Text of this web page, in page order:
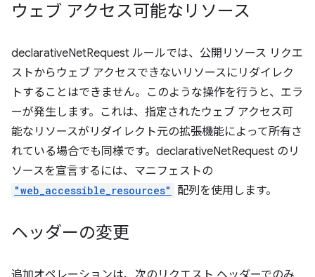
ウェブ アクセス可能なリソース
declarativeNetRequest ルールでは、公開リソース リクエ
ストからウェブ アクセスできないリソースにリダイレク
トすることはできません。このような操作を行うと、エラ
ーが発生します。これは、指定されたウェブ アクセス可
能なリソースがリダイレクト元の拡張機能によって所有さ
れている場合でも同様です。declarativeNetRequest のリ
ソースを宣言するには、マニフェストの
"web_accessible_resources" 配列を使用します。
ヘッダーの変更